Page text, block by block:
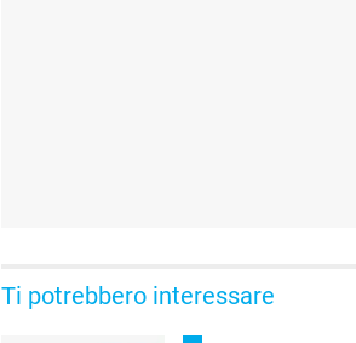
Ti potrebbero interessare